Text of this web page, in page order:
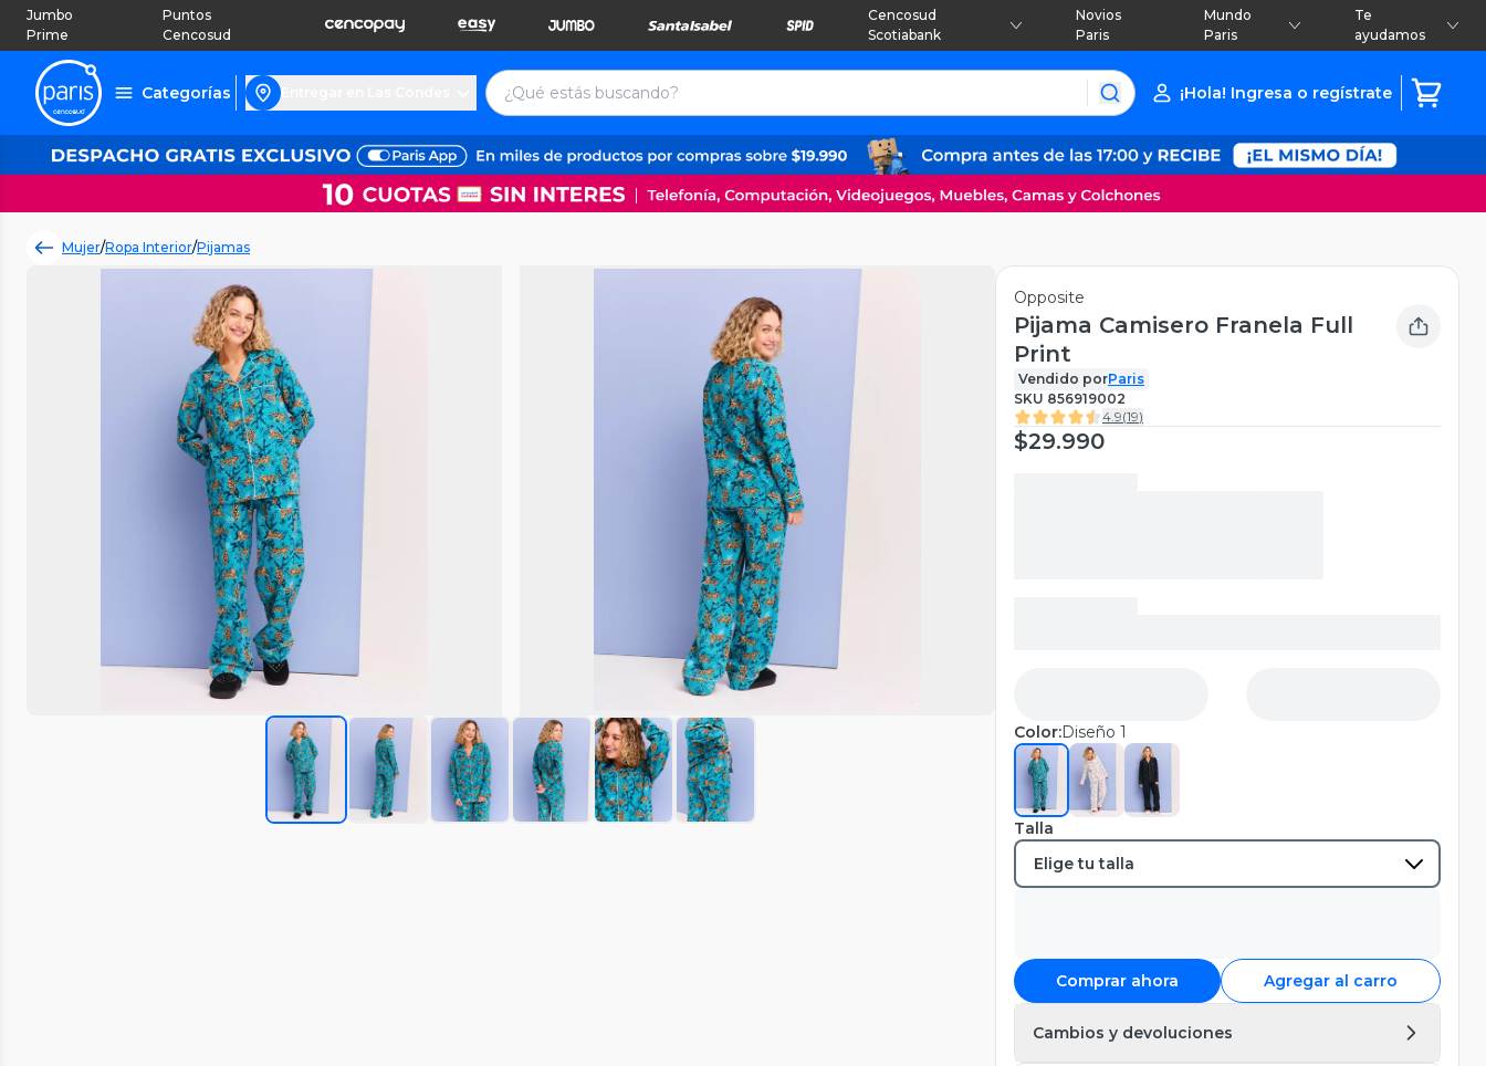
Jumbo
Prime
Puntos
Cencosud
Cencosud
Scotiabank
Novios
Paris
Mundo
Paris
Te
ayudamos
Categorías ¡Hola! Ingresa o regístrate
Mujer/Ropa Interior/Pijamas
Opposite
Pijama Camisero Franela Full
Print
Vendido porParis
SKU 856919002
4.9(19)
$29.990
Color:Diseño 1
Talla
Comprar ahora Agregar al carro
Cambios y devoluciones